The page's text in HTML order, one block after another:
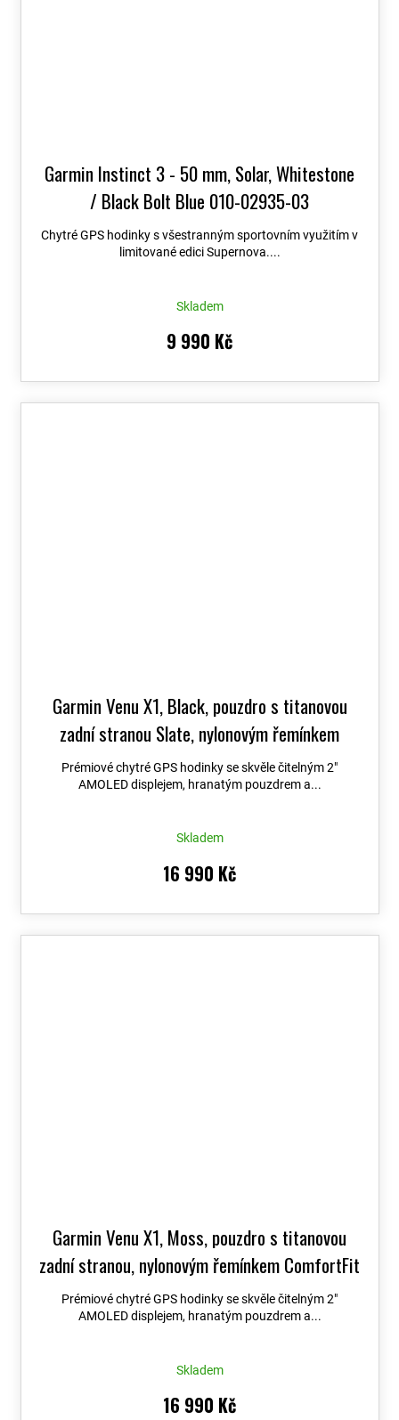
Garmin Instinct 3 - 50 mm, Solar, Whitestone
/ Black Bolt Blue 010-02935-03
Chytré GPS hodinky s všestranným sportovním využitím v
limitované edici Supernova....
Skladem
9 990 Kč
Garmin Venu X1, Black, pouzdro s titanovou
zadní stranou Slate, nylonovým řemínkem
ComfortFit Black 010-02980-02+ možnost
výměny do 90 dní + Topo Czech PRO Voucher
Prémiové chytré GPS hodinky se skvěle čitelným 2″
AMOLED displejem, hranatým pouzdrem a...
Skladem
16 990 Kč
Garmin Venu X1, Moss, pouzdro s titanovou
zadní stranou, nylonovým řemínkem ComfortFit
Moss 010-02980-03+ možnost výměny do 90
dní + Topo Czech PRO Voucher
Prémiové chytré GPS hodinky se skvěle čitelným 2″
AMOLED displejem, hranatým pouzdrem a...
Skladem
16 990 Kč